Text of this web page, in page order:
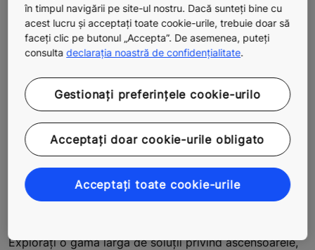
ADĂUGAREA ASCENSOARELOR LA
Explorați o gamă largă de soluții privind ascensoarele,
în timpul navigării pe site-ul nostru. Dacă sunteți bine cu
acest lucru și acceptați toate cookie-urile, trebuie doar să
faceți clic pe butonul „Accepta”. De asemenea, puteți
consultadeclarația noastră de confidențialitate.
Gestionați preferințele cookie-urilo
Acceptați doar cookie-urile obligato
Acceptați toate cookie-urile